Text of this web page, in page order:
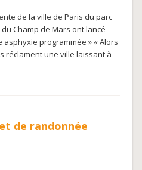
de la ville de Paris du parc
Champ de Mars ont lancé
asphyxie programmée » « Alors
réclament une ville laissant à
de randonnée